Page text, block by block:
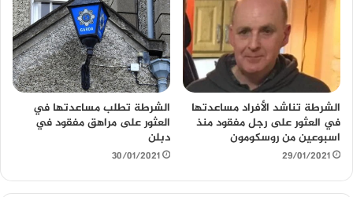
الشرطة تناشد الأفراد مساعدتها
في العثور على رجل مفقود منذ
اسبوعين من روسكومون
29/01/2021
الشرطة تطلب مساعدتها في
العثور على مراهق مفقود في
دبلن
30/01/2021